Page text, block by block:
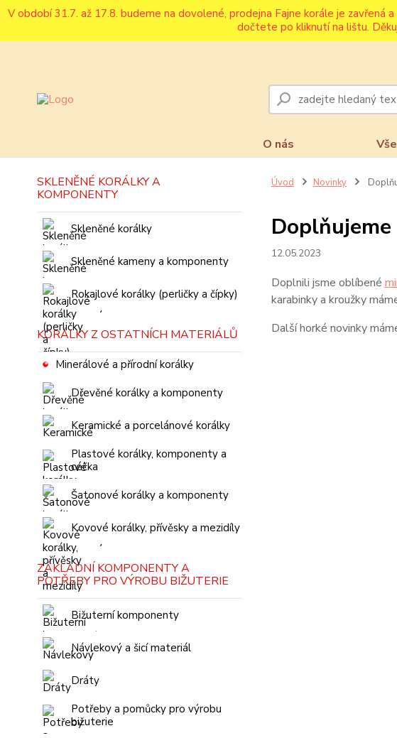
V období 31.7. až 17.8. budeme na dovolené, prodejna Fajne korále je
dočtete po kliknutí na lištu.
O nás
SKLENĚNÉ KORÁLKY A
KOMPONENTY
Skleněné korálky
Skleněné kameny a komponenty
Rokajlové korálky (perličky a čípky)
KORÁLKY Z OSTATNÍCH MATERIÁLŮ
Minerálové a přírodní korálky
Dřevěné korálky a komponenty
Keramické a porcelánové korálky
Plastové korálky, komponenty a
céčka
Šatonové korálky a komponenty
Kovové korálky, přívěsky a mezidíly
ZÁKLADNÍ KOMPONENTY A
POTŘEBY PRO VÝROBU BIŽUTERIE
Bižuterní komponenty
Návlekový a šicí materiál
Dráty
Potřeby a pomůcky pro výrobu
bižuterie
Úvod Novinky
12.05.2023
Doplnili jsme oblíbené
karabinky a kroužky
Další horké novinky